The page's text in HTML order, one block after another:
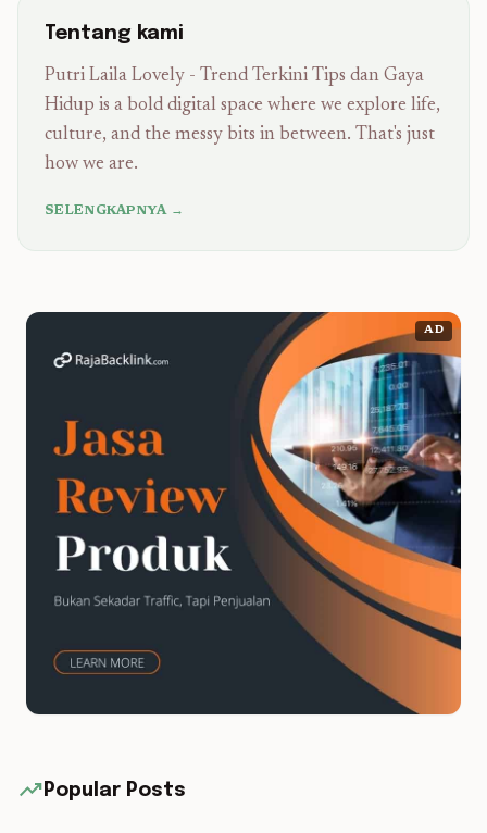
Tentang kami
Putri Laila Lovely - Trend Terkini Tips dan Gaya
Hidup is a bold digital space where we explore life,
culture, and the messy bits in between. That's just
how we are.
SELENGKAPNYA →
AD
trending_up Popular Posts